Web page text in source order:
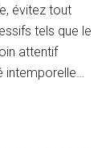
évitez tout
tels que le
attentif
intemporelle…